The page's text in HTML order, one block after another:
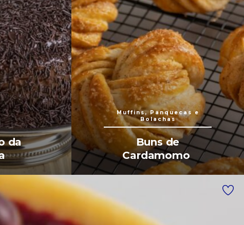
da
Muffins, Panquecas e
Bolachas
Buns de
Cardamomo